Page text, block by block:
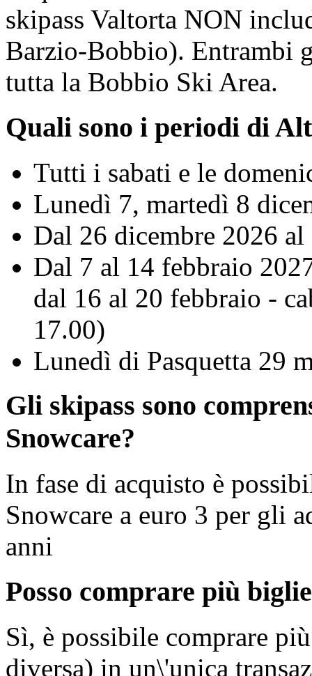
skipass Valtorta NON
Barzio-Bobbio). Entrambi
tutta la Bobbio Ski Area.
Quali sono i periodi di
Tutti i sabati e le
Lunedì 7, martedì 8
Dal 26 dicembre 2026
Dal 7 al 14 febbraio
dal 16 al 20 febbraio -
17.00)
Lunedì di Pasquetta 29
Gli skipass sono
Snowcare?
In fase di acquisto è
Snowcare a euro 3 per gli
anni
Posso comprare più
Sì, è possibile comprare
diversa) in un\'unica